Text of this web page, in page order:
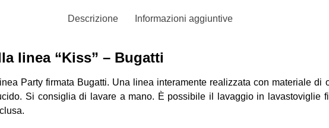
Descrizione Informazioni aggiuntive
linea “Kiss” – Bugatti
Party firmata Bugatti. Una linea interamente realizzata con materiale di
Si consiglia di lavare a mano. È possibile il lavaggio in lavastoviglie